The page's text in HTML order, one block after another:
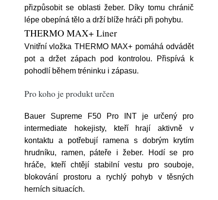
přizpůsobit se oblasti žeber. Díky tomu chránič
lépe obepíná tělo a drží blíže hráči při pohybu.
THERMO MAX+ Liner
Vnitřní vložka THERMO MAX+ pomáhá odvádět
pot a držet zápach pod kontrolou. Přispívá k
pohodlí během tréninku i zápasu.
Pro koho je produkt určen
Bauer Supreme F50 Pro INT je určený pro
intermediate hokejisty, kteří hrají aktivně v
kontaktu a potřebují ramena s dobrým krytím
hrudníku, ramen, páteře i žeber. Hodí se pro
hráče, kteří chtějí stabilní vestu pro souboje,
blokování prostoru a rychlý pohyb v těsných
herních situacích.